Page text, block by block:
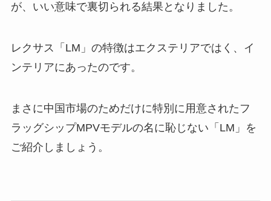
が、いい意味で裏切られる結果となりました。
レクサス「LM」の特徴はエクステリアではく、イ
ンテリアにあったのです。
まさに中国市場のためだけに特別に用意されたフ
ラッグシップMPVモデルの名に恥じない「LM」を
ご紹介しましょう。